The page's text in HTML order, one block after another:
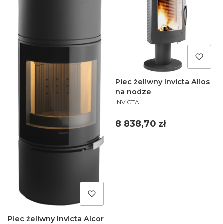
Piec żeliwny Invicta Alcor
Piec żeliwny Invicta Alios
na nodze
PRODUCENT
INVICTA
Cena
8 838,70 zł